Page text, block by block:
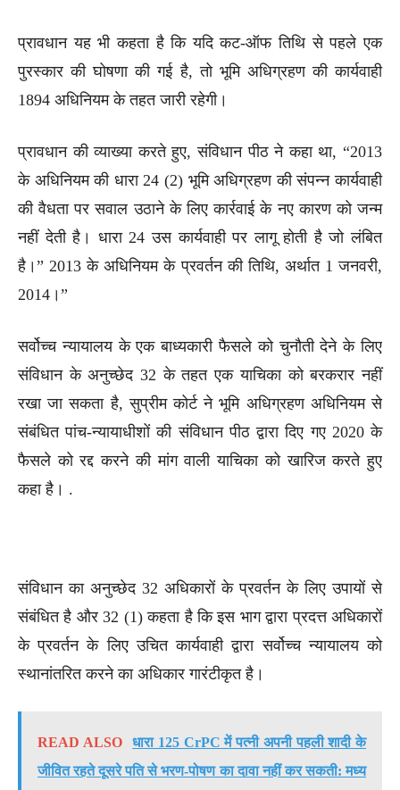
प्रावधान यह भी कहता है कि यदि कट-ऑफ तिथि से पहले एक
पुरस्कार की घोषणा की गई है, तो भूमि अधिग्रहण की कार्यवाही
1894 अधिनियम के तहत जारी रहेगी।
प्रावधान की व्याख्या करते हुए, संविधान पीठ ने कहा था, “2013
के अधिनियम की धारा 24 (2) भूमि अधिग्रहण की संपन्न कार्यवाही
की वैधता पर सवाल उठाने के लिए कार्रवाई के नए कारण को जन्म
नहीं देती है। धारा 24 उस कार्यवाही पर लागू होती है जो लंबित
है।” 2013 के अधिनियम के प्रवर्तन की तिथि, अर्थात 1 जनवरी,
2014।”
सर्वोच्च न्यायालय के एक बाध्यकारी फैसले को चुनौती देने के लिए
संविधान के अनुच्छेद 32 के तहत एक याचिका को बरकरार नहीं
रखा जा सकता है, सुप्रीम कोर्ट ने भूमि अधिग्रहण अधिनियम से
संबंधित पांच-न्यायाधीशों की संविधान पीठ द्वारा दिए गए 2020 के
फैसले को रद्द करने की मांग वाली याचिका को खारिज करते हुए
कहा है। .
संविधान का अनुच्छेद 32 अधिकारों के प्रवर्तन के लिए उपायों से
संबंधित है और 32 (1) कहता है कि इस भाग द्वारा प्रदत्त अधिकारों
के प्रवर्तन के लिए उचित कार्यवाही द्वारा सर्वोच्च न्यायालय को
स्थानांतरित करने का अधिकार गारंटीकृत है।
READ ALSO
धारा 125 CrPC में पत्नी अपनी पहली शादी के
जीवित रहते दूसरे पति से भरण-पोषण का दावा नहीं कर सकती: मध्य